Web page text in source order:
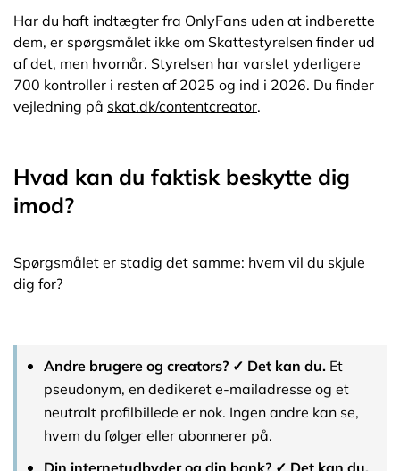
Har du haft indtægter fra OnlyFans uden at indberette
dem, er spørgsmålet ikke om Skattestyrelsen finder ud
af det, men hvornår. Styrelsen har varslet yderligere
700 kontroller i resten af 2025 og ind i 2026. Du finder
vejledning på skat.dk/contentcreator.
Hvad kan du faktisk beskytte dig
imod?
Spørgsmålet er stadig det samme: hvem vil du skjule
dig for?
Andre brugere og creators? ✓ Det kan du. Et
pseudonym, en dedikeret e-mailadresse og et
neutralt profilbillede er nok. Ingen andre kan se,
hvem du følger eller abonnerer på.